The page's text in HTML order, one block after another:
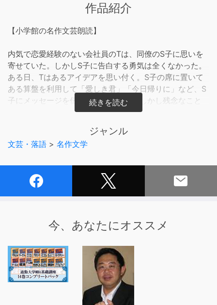
作品紹介
【小学館の名作文芸朗読】
内気で恋愛経験のない会社員のTは、同僚のS子に思いを
寄せていた。しかしS子に告白する勇気は全くなかった。
ある日、Tはあるアイデアを思い付く。S子の席に置いて
ある算盤を利用して「愛しき君」「今日帰りに」など、S
子にメッセージを伝えるようにした。しかし残念なこと
に、S子からは何の反応もなかった。そこでTは、遊園地
は約束の場所に現れなかった。しかし翌日、S子の算盤に
「行きます」とメッセージが表示されていた。Tは大喜び
ジャンル
文芸・落語 > 名作文学
今、あなたにオススメ